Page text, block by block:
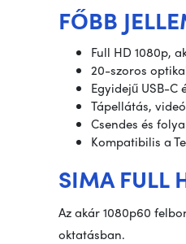
FŐBB
Full HD 1080p,
20-szoros
Egyidejű USB-C
Tápellátás,
Csendes és
Kompatibilis a
SIMA FULL
Az akár 1080p60
oktatásban.